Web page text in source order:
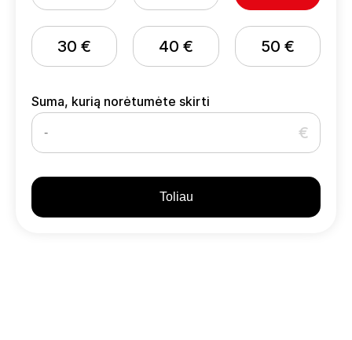
30 € 40 € 50 €
Suma, kurią norėtumėte skirti
Toliau